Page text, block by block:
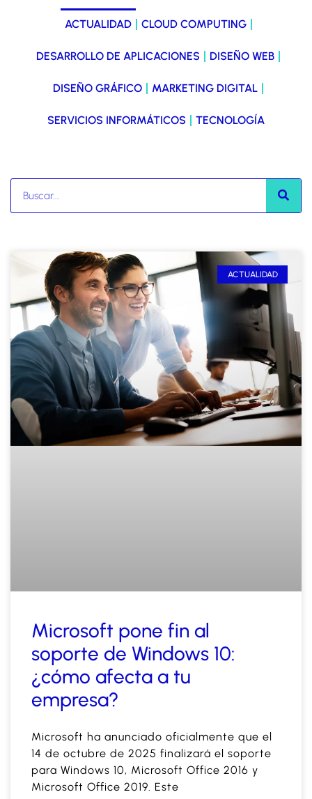
ACTUALIDAD CLOUD COMPUTING
DESARROLLO DE APLICACIONES DISEÑO WEB
DISEÑO GRÁFICO MARKETING DIGITAL
SERVICIOS INFORMÁTICOS TECNOLOGÍA
ACTUALIDAD
Microsoft pone fin al
soporte de Windows 10:
¿cómo afecta a tu
empresa?
Microsoft ha anunciado oficialmente que el
14 de octubre de 2025 finalizará el soporte
para Windows 10, Microsoft Office 2016 y
Microsoft Office 2019. Este